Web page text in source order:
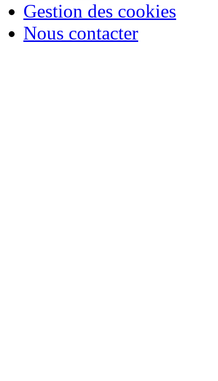
Gestion des cookies
Nous contacter